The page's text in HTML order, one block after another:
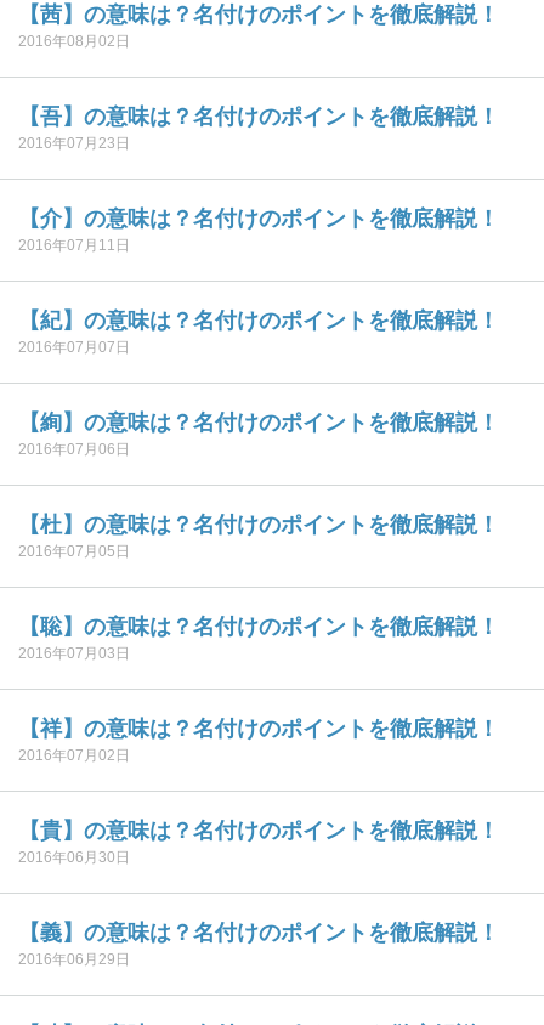
【茜】の意味は？名付けのポイントを徹底解説！
2016年08月02日
【吾】の意味は？名付けのポイントを徹底解説！
2016年07月23日
【介】の意味は？名付けのポイントを徹底解説！
2016年07月11日
【紀】の意味は？名付けのポイントを徹底解説！
2016年07月07日
【絢】の意味は？名付けのポイントを徹底解説！
2016年07月06日
【杜】の意味は？名付けのポイントを徹底解説！
2016年07月05日
【聡】の意味は？名付けのポイントを徹底解説！
2016年07月03日
【祥】の意味は？名付けのポイントを徹底解説！
2016年07月02日
【貴】の意味は？名付けのポイントを徹底解説！
2016年06月30日
【義】の意味は？名付けのポイントを徹底解説！
2016年06月29日